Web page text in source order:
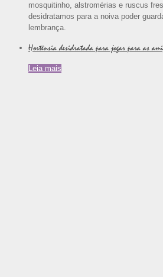
mosquitinho, alstromérias e ruscus
desidratamos para a noiva poder
lembrança.
Hortênsia desidratada para jogar para as
Leia mais